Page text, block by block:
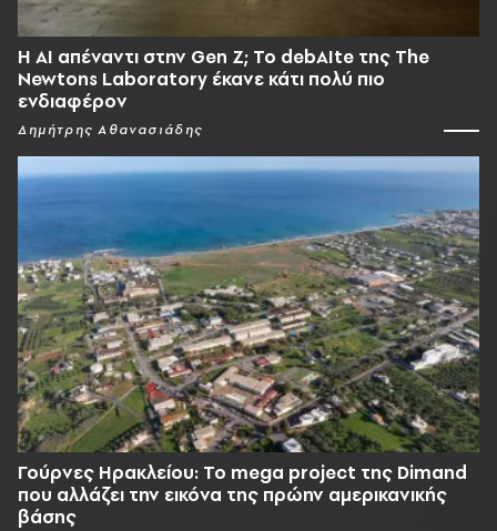
Η AI απέναντι στην Gen Z; Το debAIte της The
Newtons Laboratory έκανε κάτι πολύ πιο
ενδιαφέρον
Δημήτρης Αθανασιάδης
Γούρνες Ηρακλείου: To mega project της Dimand
που αλλάζει την εικόνα της πρώην αμερικανικής
βάσης